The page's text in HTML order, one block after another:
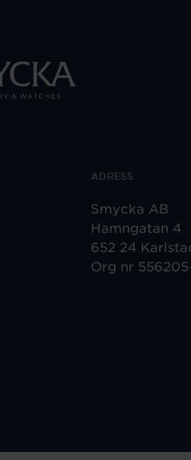
ADRESS
Smycka AB
Hamngatan 4
652 24
Org nr